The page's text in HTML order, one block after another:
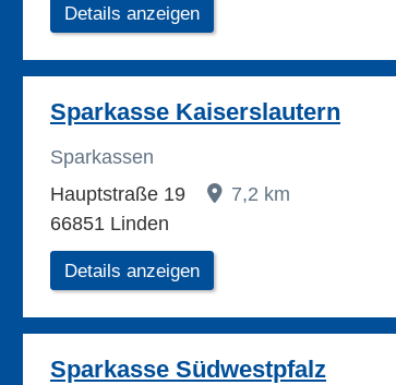
Details anzeigen
Sparkasse Kaiserslautern
Sparkassen
Hauptstraße 19
7,2 km
66851 Linden
Details anzeigen
Sparkasse Südwestpfalz